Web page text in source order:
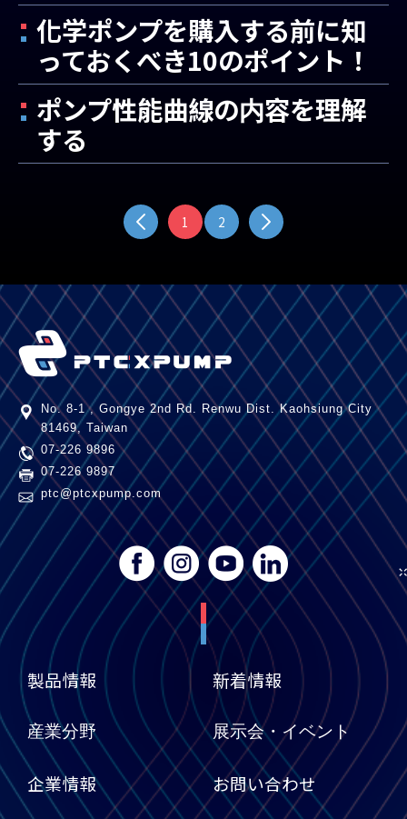
化学ポンプを購入する前に知
っておくべき10のポイント！
ポンプ性能曲線の内容を理解
する
1 2
No. 8-1 , Gongye 2nd Rd. Renwu Dist.
Kaohsiung City
81469, Taiwan
07-226 9896
07-226 9897
ptc@ptcxpump.com
企業情報
製品情報
産業分野
新着情報
展示会・イベント
お問い合わせ